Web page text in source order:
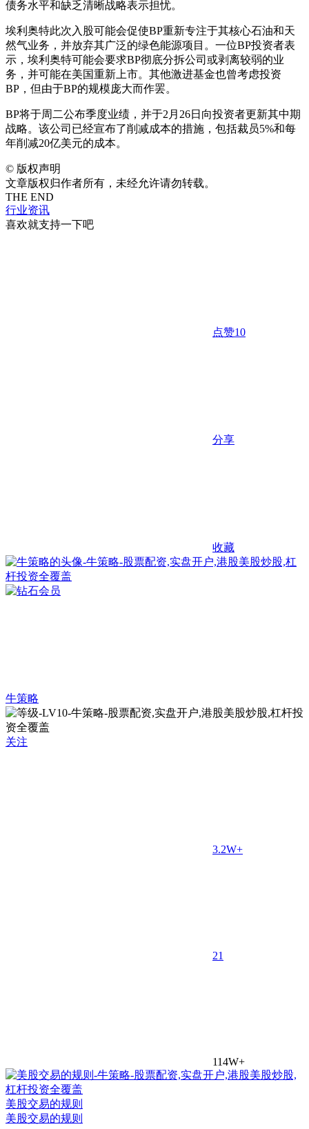
债务水平和缺乏清晰战略表示担忧。
埃利奥特此次入股可能会促使BP重新专注于其核心石油和天
然气业务，并放弃其广泛的绿色能源项目。一位BP投资者表
示，埃利奥特可能会要求BP彻底分拆公司或剥离较弱的业
务，并可能在美国重新上市。其他激进基金也曾考虑投资
BP，但由于BP的规模庞大而作罢。
BP将于周二公布季度业绩，并于2月26日向投资者更新其中期
战略。该公司已经宣布了削减成本的措施，包括裁员5%和每
年削减20亿美元的成本。
© 版权声明
文章版权归作者所有，未经允许请勿转载。
THE END
行业资讯
喜欢就支持一下吧
点赞10
分享
收藏
牛策略
关注
3.2W+
21
114W+
美股交易的规则
美股交易的规则